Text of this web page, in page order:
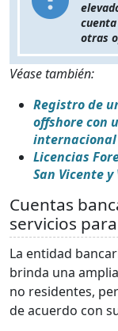
otras
Véase también:
Registro de
offshore con
internacional
Licencias
San Vicente
Cuentas
servicios
La entidad
brinda una
no residentes,
de acuerdo con